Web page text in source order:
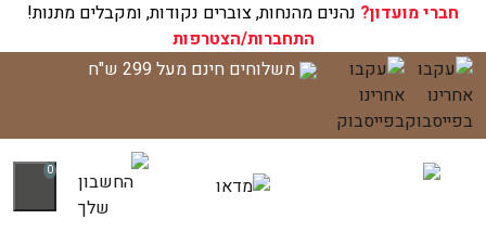
חברי מועדון? נהנים מהנחות, צוברים נקודות, ומקבלים מתנות!
התחברות/הצטרפות
דלג
לתוכן
משלוחים חינם מעל 299 ש"ח
0
עגלת הקניות שלך ריקה כעת!